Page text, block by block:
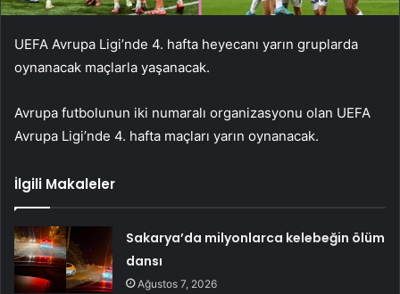
UEFA Avrupa Ligi’nde 4. hafta heyecanı yarın gruplarda
oynanacak maçlarla yaşanacak.
Avrupa futbolunun iki numaralı organizasyonu olan UEFA
Avrupa Ligi’nde 4. hafta maçları yarın oynanacak.
İlgili Makaleler
Sakarya’da milyonlarca kelebeğin ölüm
dansı
Ağustos 7, 2026